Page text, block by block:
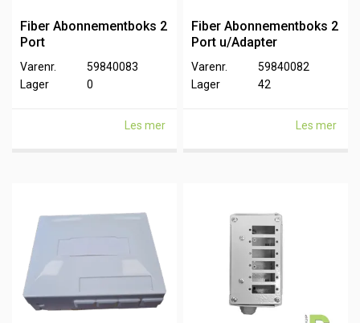
Fiber Abonnementboks 2
Port
Varenr.
59840083
Lager
0
Les mer
Fiber Abonnementboks 2
Port u/Adapter
Varenr.
59840082
Lager
42
Les mer